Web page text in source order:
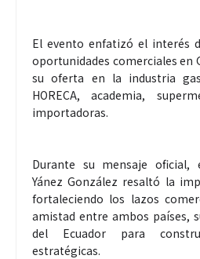
El evento enfatizó el interés
oportunidades comerciales en
su oferta en la industria
HORECA, academia,
importadoras.
Durante su mensaje oficial,
Yánez González resaltó la
fortaleciendo los lazos
amistad entre ambos países,
del Ecuador para
estratégicas.